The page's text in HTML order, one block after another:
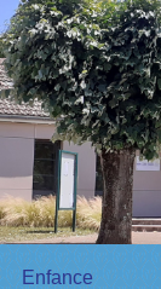
Enfance